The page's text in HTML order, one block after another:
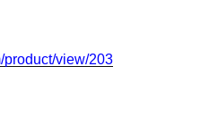
product/view/203